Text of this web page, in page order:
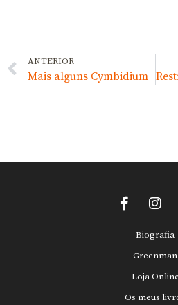
ANTERIOR
Mais alguns Cymbidium
Biografia
Greenman
Loja Online
Os meus